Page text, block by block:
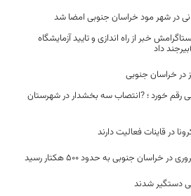
در شهر مود خراسان جنوبی امضا شد
خبر از راه اندازی و تایید آزمایشگاه
داد
در خراسان جنوبی
رقم خورد ؛ ?انتصاب سه بخشدار در شهرستان
خراسان جنوبی به حدود 500 هکتار رسید